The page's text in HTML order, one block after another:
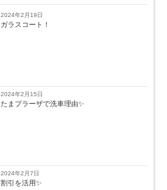
2024年2月19日
ガラスコート！
2024年2月15日
たまプラーザで洗車理由✨
2024年2月7日
割引を活用✨